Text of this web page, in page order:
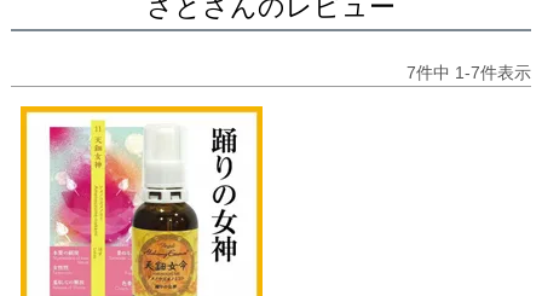
さとさんのレビュー
7件中 1-7件表示